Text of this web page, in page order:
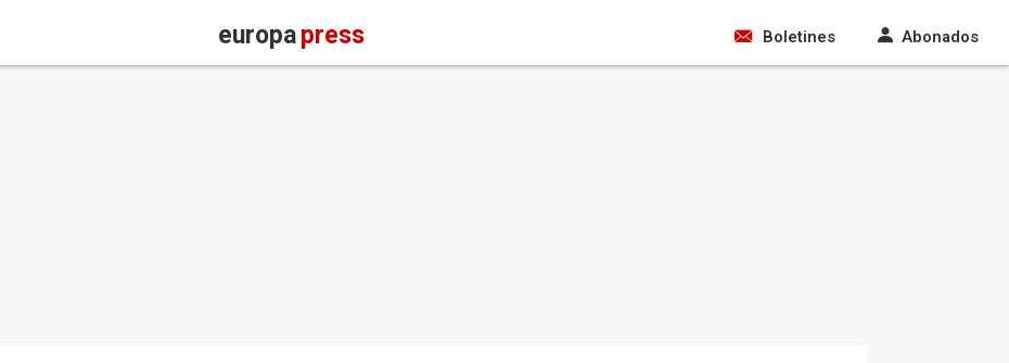
europapress Boletines Abonados